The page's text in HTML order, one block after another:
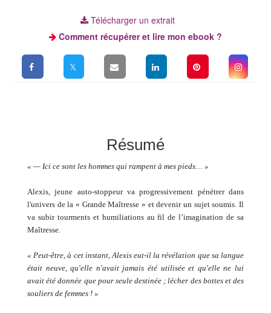
Télécharger un extrait
Comment récupérer et lire mon ebook ?
Résumé
« — Ici ce sont les hommes qui rampent à mes pieds… »
Alexis, jeune auto-stoppeur va progressivement pénétrer dans
l'univers de la « Grande Maîtresse » et devenir un sujet soumis. Il
va subir tourments et humiliations au fil de l’imagination de sa
Maîtresse.
« Peut-être, à cet instant, Alexis eut-il la révélation que sa langue
était neuve, qu'elle n'avait jamais été utilisée et qu'elle ne lui
avait été donnée que pour seule destinée ; lécher des bottes et des
souliers de femmes ! »